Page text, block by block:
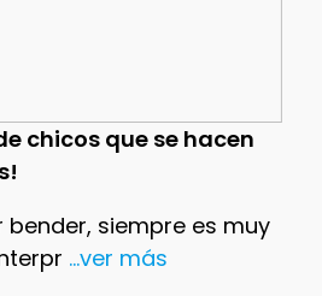
chicos que se hacen
bender, siempre es muy
...ver más